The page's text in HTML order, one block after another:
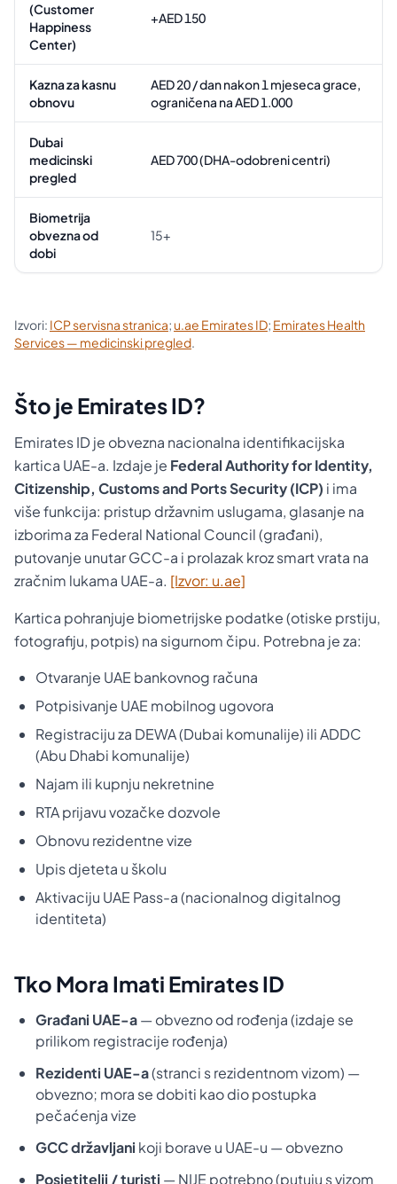
(Customer
Happiness
Center)
+AED 150
Kazna za kasnu
obnovu
AED 20 / dan nakon 1 mjeseca grace,
ograničena na AED 1.000
Dubai
medicinski
pregled
AED 700 (DHA-odobreni centri)
Biometrija
obvezna od
dobi
15+
Izvori: ICP servisna stranica; u.ae Emirates ID; Emirates Health
Services — medicinski pregled.
Što je Emirates ID?
Emirates ID je obvezna nacionalna identifikacijska
kartica UAE-a. Izdaje je Federal Authority for Identity,
Citizenship, Customs and Ports Security (ICP) i ima
više funkcija: pristup državnim uslugama, glasanje na
izborima za Federal National Council (građani),
putovanje unutar GCC-a i prolazak kroz smart vrata na
zračnim lukama UAE-a. [Izvor: u.ae]
Kartica pohranjuje biometrijske podatke (otiske prstiju,
fotografiju, potpis) na sigurnom čipu. Potrebna je za:
Otvaranje UAE bankovnog računa
Potpisivanje UAE mobilnog ugovora
Registraciju za DEWA (Dubai komunalije) ili ADDC
(Abu Dhabi komunalije)
Najam ili kupnju nekretnine
RTA prijavu vozačke dozvole
Obnovu rezidentne vize
Upis djeteta u školu
Aktivaciju UAE Pass-a (nacionalnog digitalnog
identiteta)
Tko Mora Imati Emirates ID
Građani UAE-a— obvezno od rođenja (izdaje se
prilikom registracije rođenja)
Rezidenti UAE-a(stranci s rezidentnom vizom) —
obvezno; mora se dobiti kao dio postupka
pečaćenja vize
GCC državljani koji borave u UAE-u — obvezno
Posjetitelji / turisti — NIJE potrebno (putuju s vizom